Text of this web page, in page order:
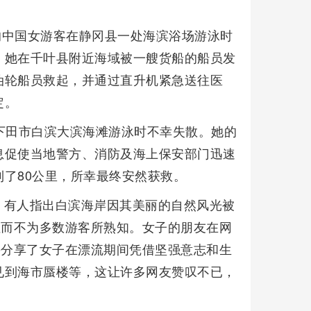
国女游客在静冈县一处海滨浴场游泳时
在千叶县附近海域被一艘货船的船员发
船员救起，并通过直升机紧急送往医
市白滨大滨海滩游泳时不幸失散。她的
使当地警方、消防及海上保安部门迅速
80公里，所幸最终安然获救。
人指出白滨海岸因其美丽的自然风光被
不为多数游客所熟知。女子的朋友在网
享了女子在漂流期间凭借坚强意志和生
海市蜃楼等，这让许多网友赞叹不已，